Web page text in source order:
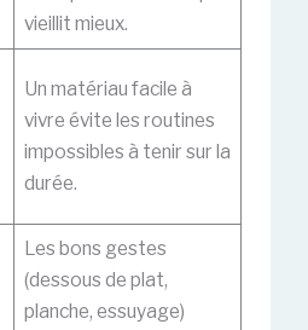
vieillit mieux.
Un matériau facile à
vivre évite les routines
impossibles à tenir sur la
durée.
Les bons gestes
(dessous de plat,
planche, essuyage)